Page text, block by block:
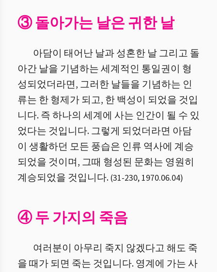
③ 돌아가는 날은 귀한 날
아담이 태어난 날과 성혼한 날 그리고 돌
아간 날을 기념하는 세계적인 통일권이 형
성되었더라면, 그러한 날들을 기념하는 인
류는 한 형제가 되고, 한 백성이 되었을 것입
니다. 즉 하나의 세계에 사는 인간이 될 수 있
었다는 것입니다. 그렇게 되었더라면 아담
이 생활하던 모든 풍습은 인류 역사에 계승
되었을 것이며, 그때 형성된 문화는 영원히
계승되었을 것입니다. (31-230, 1970.06.04)
④ 두 가지의 죽음
여러분이 아무리 죽지 않겠다고 해도 죽
을 때가 되면 죽는 것입니다. 영계에 가는 사